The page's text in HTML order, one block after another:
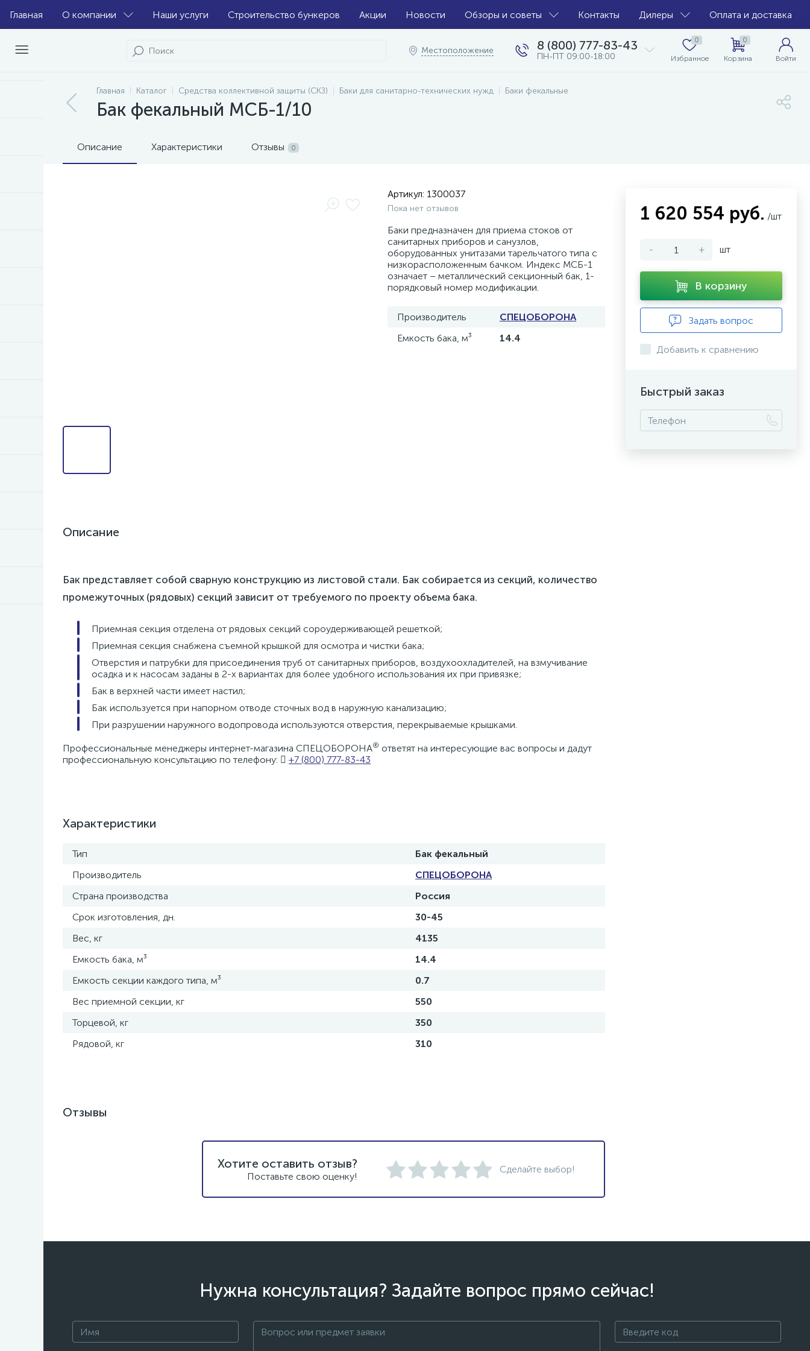
Главная О компании Наши услуги Строительство бункеров Акции Новости Обзоры и советы Контакты Дилеры Оплата и доставка
Местоположение 8 (800) 777-83-43
ПН-ПТ 09:00-18:00
0
Избранное
0
Корзина Войти
Главная Каталог Средства коллективной защиты (СКЗ) Баки для санитарно-технических нужд Баки фекальные
Бак фекальный МСБ-1/10
Описание Характеристики Отзывы 0
Артикул: 1300037
Пока нет отзывов
Баки предназначен для приема стоков от
санитарных приборов и санузлов,
оборудованных унитазами тарельчатого типа с
низкорасположенным бачком. Индекс МСБ-1
означает – металлический секционный бак, 1-
порядковый номер модификации.
Производитель
СПЕЦОБОРОНА
Емкость бака, м³
14.4
Описание
Бак представляет собой сварную конструкцию из листовой стали. Бак собирается из секций, количество
промежуточных (рядовых) секций зависит от требуемого по проекту объема бака.
Приемная секция отделена от рядовых секций сороудерживающей решеткой;
Приемная секция снабжена съемной крышкой для осмотра и чистки бака;
Отверстия и патрубки для присоединения труб от санитарных приборов, воздухоохладителей, на взмучивание
осадка и к насосам заданы в 2-х вариантах для более удобного использования их при привязке;
Бак в верхней части имеет настил;
Бак используется при напорном отводе сточных вод в наружную канализацию;
При разрушении наружного водопровода используются отверстия, перекрываемые крышками.
Профессиональные менеджеры интернет-магазина СПЕЦОБОРОНА® ответят на интересующие вас вопросы и дадут
профессиональную консультацию по телефону:
+7 (800) 777-83-43
Характеристики
Тип
Бак фекальный
Производитель
СПЕЦОБОРОНА
Страна производства
Россия
Срок изготовления, дн.
30-45
Вес, кг
4135
Емкость бака, м³
14.4
Емкость секции каждого типа, м³
0.7
Вес приемной секции, кг
550
Торцевой, кг
350
Рядовой, кг
310
1 620 554 руб. /шт
- + шт
В корзину
Задать вопрос
Добавить к сравнению
Быстрый заказ
Отзывы
Хотите оставить отзыв?
Поставьте свою оценку!
Сделайте выбор!
Нужна консультация? Задайте вопрос прямо сейчас!